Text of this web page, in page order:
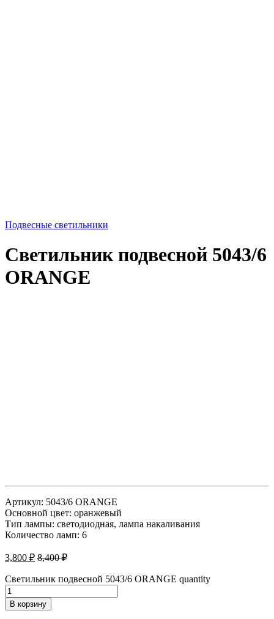
Подвесные светильники
Светильник подвесной 5043/6
ORANGE
Артикул: 5043/6 ORANGE
Основной цвет: оранжевый
Тип лампы: светодиодная, лампа накаливания
Количество ламп: 6
3,800 ₽ 8,400₽
Светильник подвесной 5043/6 ORANGE quantity
В корзину